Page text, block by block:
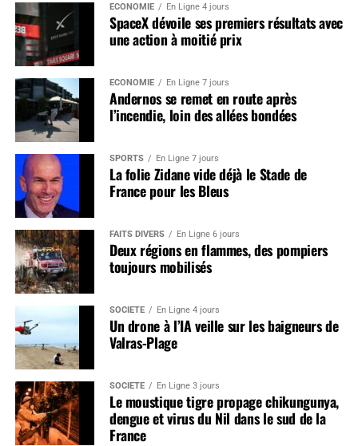
ÉCONOMIE En Ligne 4 jours
SpaceX dévoile ses premiers résultats avec
une action à moitié prix
ÉCONOMIE En Ligne 7 jours
Andernos se remet en route après
l’incendie, loin des allées bondées
SPORTS En Ligne 7 jours
La folie Zidane vide déjà le Stade de
France pour les Bleus
FAITS DIVERS En Ligne 6 jours
Deux régions en flammes, des pompiers
toujours mobilisés
SOCIÉTÉ En Ligne 4 jours
Un drone à l’IA veille sur les baigneurs de
Valras-Plage
SOCIÉTÉ En Ligne 3 jours
Le moustique tigre propage chikungunya,
dengue et virus du Nil dans le sud de la
France